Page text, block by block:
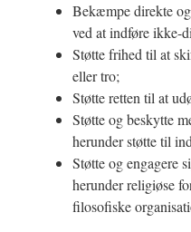
Bekæmpe direkte
ved at indføre ikke-
Støtte frihed til at
eller tro;
Støtte retten til at
Støtte og beskytte
herunder støtte til
Støtte og engagere
herunder religiøse
filosofiske